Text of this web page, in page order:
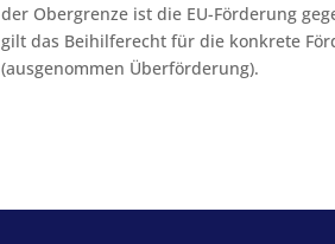
der Obergrenze ist die EU-Förderung
gilt das Beihilferecht für die konkrete
(ausgenommen Überförderung).